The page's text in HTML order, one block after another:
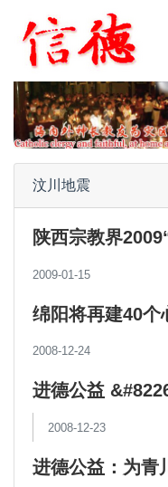
汶川地震
陕西宗教界
2009-01-15
绵阳将再建40个
2008-12-24
进德公益
站”辅导员培训班
2008-12-23
进德公益：为青